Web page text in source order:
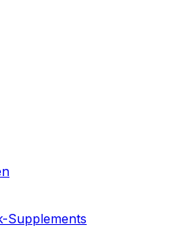
Supplements